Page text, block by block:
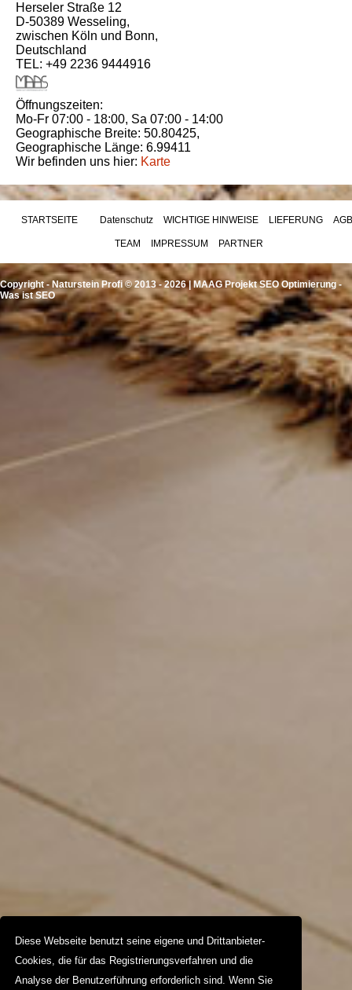
Diese Webseite benutzt seine eigene und Drittanbieter-
Cookies, die für das Registrierungsverfahren und die
Analyse der Benutzerführung erforderlich sind. Wenn Sie
Herseler Straße 12
D-50389 Wesseling,
zwischen Köln und Bonn,
Deutschland
TEL: +49 2236 9444916
Öffnungszeiten:
Mo-Fr 07:00 - 18:00, Sa 07:00 - 14:00
Geographische Breite: 50.80425,
Geographische Länge: 6.99411
Wir befinden uns hier: Karte
STARTSEITE Datenschutz WICHTIGE HINWEISE LIEFERUNG AGB
TEAM IMPRESSUM PARTNER
Copyright - Naturstein Profi © 2013 - 2026| MAAG ProjektSEO Optimierung -
Was ist SEO